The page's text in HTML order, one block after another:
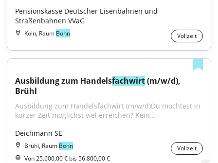
Pensionskasse Deutscher Eisenbahnen und
Straßenbahnen VVaG
Köln, Raum Bonn Vollzeit
Ausbildung zum Handelsfachwirt (m/w/d),
Brühl
Ausbildung zum Handelsfachwirt (m/w/d)Du möchtest in
kurzer Zeit möglichst viel erreichen? Kein...
Deichmann SE
Brühl, Raum Bonn
Vollzeit
Von 25.600,00 € bis 56.800,00 €